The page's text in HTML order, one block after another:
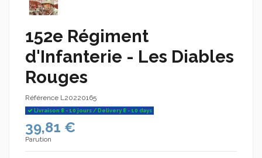
152e Régiment
d'Infanterie - Les Diables
Rouges
Référence L20220165
Livraison 8 - 10 jours / Delivery 8 - 10 days
39,81 €
Parution